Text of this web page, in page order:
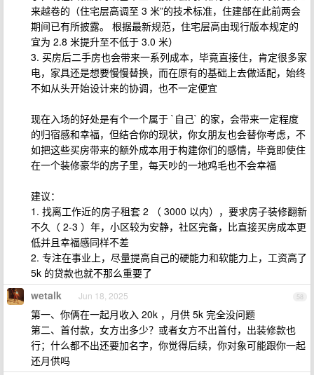
来越卷的（住宅层高调至 3 米”的技术标准，住建部在此前两会
期间已有所披露。 根据最新规范，住宅层高由现行版本规定的
宜为 2.8 米提升至不低于 3.0 米）
3. 买房后二手房也会带来一系列成本，毕竟直接住，肯定很多家
电，家具还是想要慢慢替换，而在原有的基础上去做适配，始终
不如从头开始设计来的协调，也不一定便宜
现在入场的好处是有个一个属于 `自己` 的家，会带来一定程度
的归宿感和幸福，但结合你的现状，你女朋友也会替你考虑，不
如把这些买房带来的额外成本用于构建你们的感情，毕竟即使住
在一个装修豪华的房子里，每天吵的一地鸡毛也不会幸福
建议：
1. 找离工作近的房子租套 2 （ 3000 以内），要求房子装修翻新
不久（ 2-3 ）年，小区较为安静，社区完备，比直接买房成本更
低并且幸福感同样不差
2. 专注在事业上，尽量提高自己的硬能力和软能力上，工资高了
5k 的贷款也就不那么重要了
58
wetalk Jun 18, 2025
第一、你俩在一起月收入 20k ，月供 5k 完全没问题
第二、首付款，女方出多少？或者女方不出首付，出装修款也
行；什么都不出还要加名字，你觉得后续，你对象可能跟你一起
还月供吗